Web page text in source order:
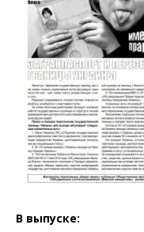
В выпуске: